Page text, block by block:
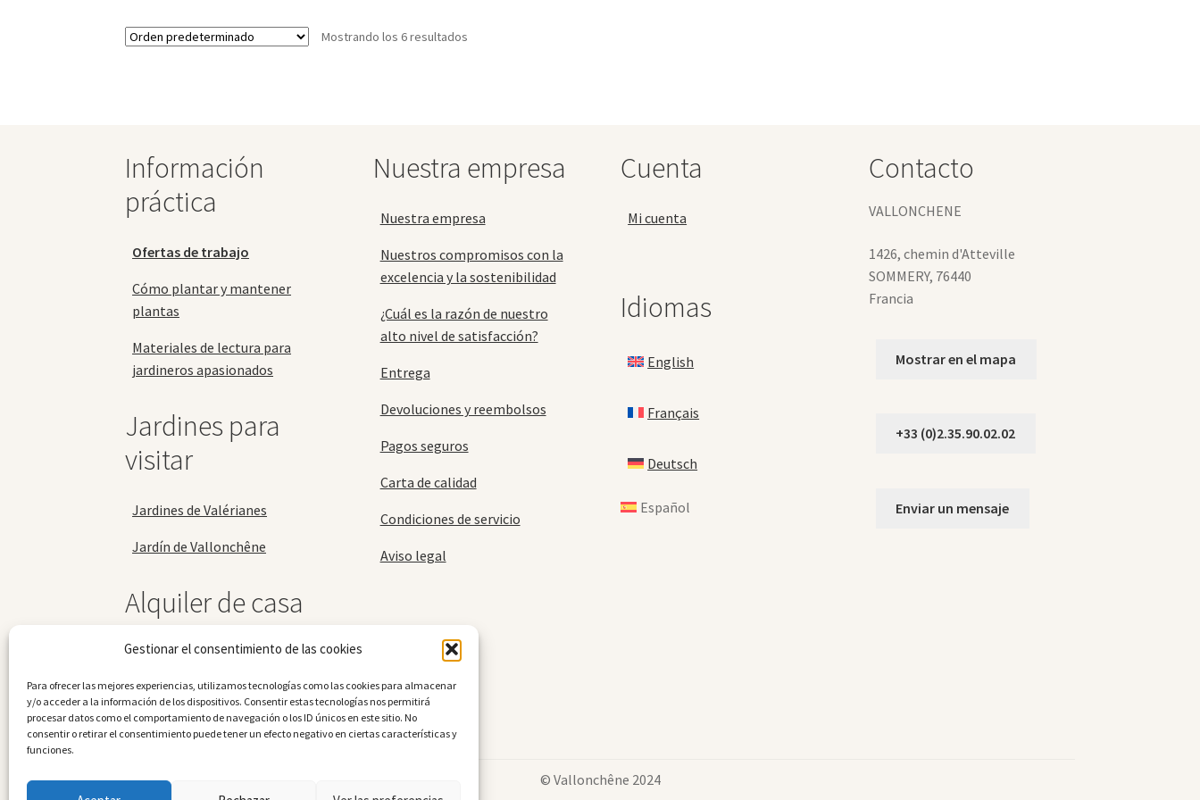
Gestionar el consentimiento de las cookies
Para ofrecer las mejores experiencias, utilizamos tecnologías como las cookies para almacenar
y/o acceder a la información de los dispositivos. Consentir estas tecnologías nos permitirá
procesar datos como el comportamiento de navegación o los ID únicos en este sitio. No
consentir o retirar el consentimiento puede tener un efecto negativo en ciertas características y
funciones.
opciones
producto
Mostrando los 6 resultados
Información
práctica
Ofertas de trabajo
Cómo plantar y mantener
plantas
Materiales de lectura para
jardineros apasionados
Jardines para
visitar
Jardines de Valérianes
Jardín de Vallonchêne
Alquiler de casa
rural
Casa rural de Vallonchêne
Nuestra empresa
Nuestra empresa
Nuestros compromisos con la
excelencia y la sostenibilidad
¿Cuál es la razón de nuestro
alto nivel de satisfacción?
Entrega
Devoluciones y reembolsos
Pagos seguros
Carta de calidad
Condiciones de servicio
Aviso legal
Cuenta
Mi cuenta
Idiomas
English
Français
Deutsch
Español
Contacto
VALLONCHENE
1426, chemin d'Atteville
SOMMERY, 76440
Francia
Mostrar en el mapa
+33 (0)2.35.90.02.02
Enviar un mensaje
© Vallonchêne 2024